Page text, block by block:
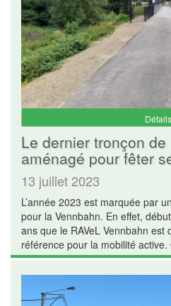
Détails
Le dernier tronçon
aménagé pour fêter
13 juillet 2023
L’année 2023 est marquée par
pour la Vennbahn. En effet,
ans que le RAVeL Vennbahn est
référence pour la mobilité